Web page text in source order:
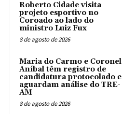
Roberto Cidade visita
projeto esportivo no
Coroado ao lado do
ministro Luiz Fux
8 de agosto de 2026
Maria do Carmo e Coronel
Aníbal têm registro de
candidatura protocolado e
aguardam análise do TRE-
AM
8 de agosto de 2026